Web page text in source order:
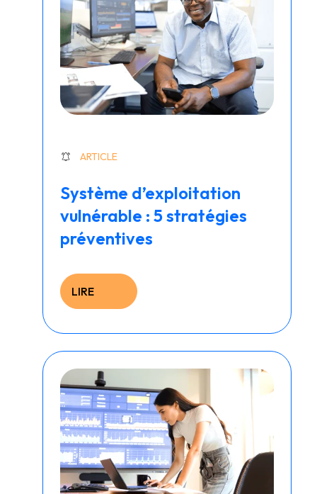
ARTICLE
Système d’exploitation
vulnérable : 5 stratégies
préventives
LIRE